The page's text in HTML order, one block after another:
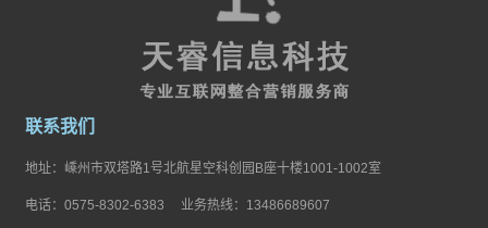
联系我们
地址：嵊州市双塔路1号北航星空科创园B座十楼1001-1002室
电话：0575-8302-6383 业务热线：13486689607